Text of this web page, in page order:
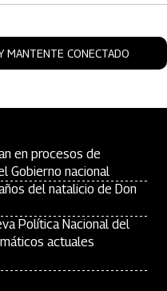
MANTENTE CONECTADO
en procesos de
Gobierno nacional
del natalicio de Don
Política Nacional del
actuales